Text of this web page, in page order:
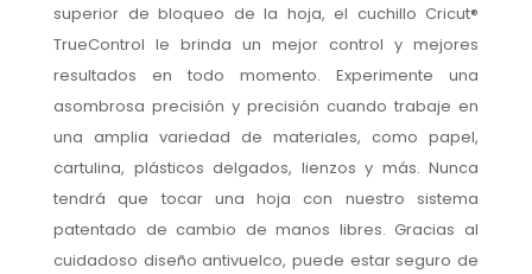
superior de bloqueo de la hoja, el cuchillo Cricut®
TrueControl le brinda un mejor control y mejores
resultados en todo momento. Experimente una
asombrosa precisión y precisión cuando trabaje en
una amplia variedad de materiales, como papel,
cartulina, plásticos delgados, lienzos y más. Nunca
tendrá que tocar una hoja con nuestro sistema
patentado de cambio de manos libres. Gracias al
cuidadoso diseño antivuelco, puede estar seguro de